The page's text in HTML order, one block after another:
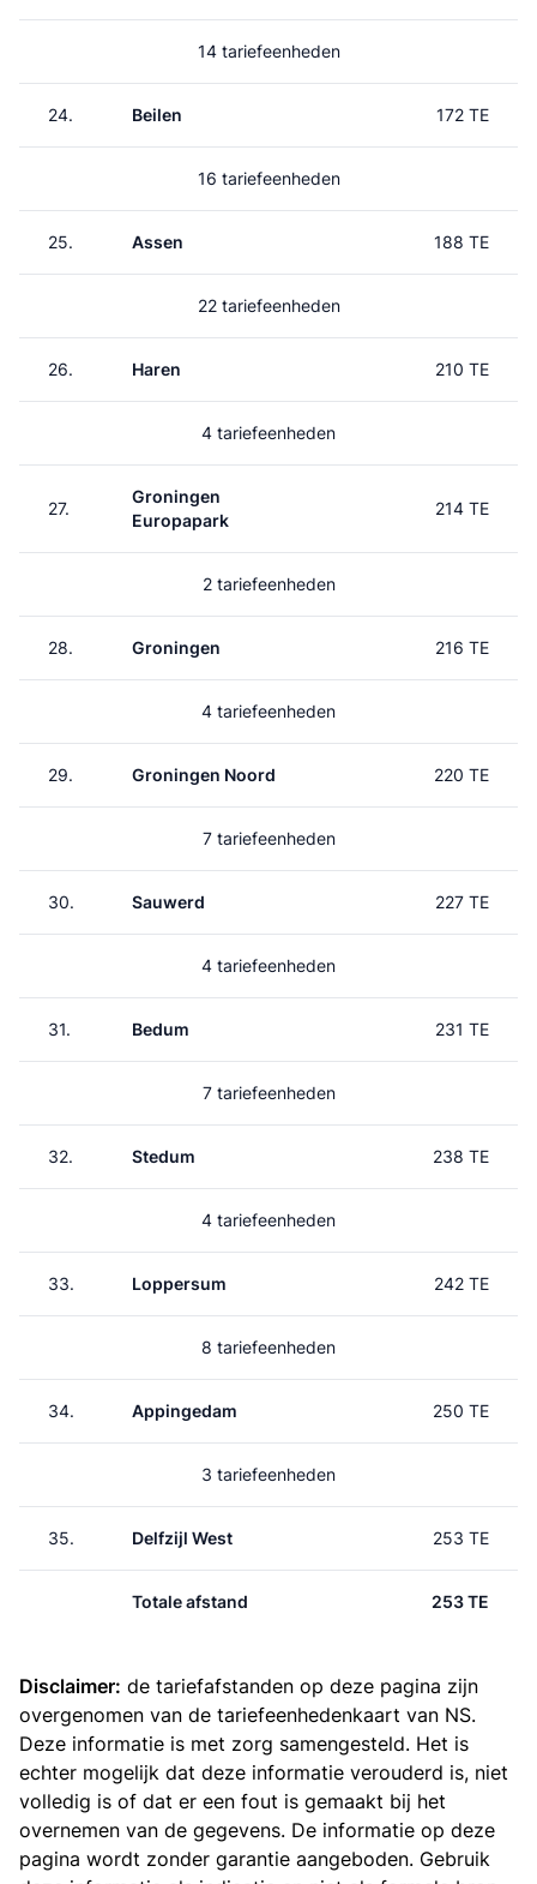
14 tariefeenheden
24. Beilen 172 TE
16 tariefeenheden
25. Assen 188 TE
22 tariefeenheden
26. Haren 210 TE
4 tariefeenheden
27.
Groningen
Europapark
214 TE
2 tariefeenheden
28. Groningen 216 TE
4 tariefeenheden
29. Groningen Noord 220 TE
7 tariefeenheden
30. Sauwerd 227 TE
4 tariefeenheden
31. Bedum 231 TE
7 tariefeenheden
32. Stedum 238 TE
4 tariefeenheden
33. Loppersum 242 TE
8 tariefeenheden
34. Appingedam 250 TE
3 tariefeenheden
35. Delfzijl West 253 TE
Totale afstand 253 TE
Disclaimer: de tariefafstanden op deze pagina zijn
overgenomen van de tariefeenhedenkaart van NS.
Deze informatie is met zorg samengesteld. Het is
echter mogelijk dat deze informatie verouderd is, niet
volledig is of dat er een fout is gemaakt bij het
overnemen van de gegevens. De informatie op deze
pagina wordt zonder garantie aangeboden. Gebruik